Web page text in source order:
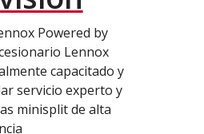
Powered by
Lennox
capacitado y
servicio experto y
minisplit de alta